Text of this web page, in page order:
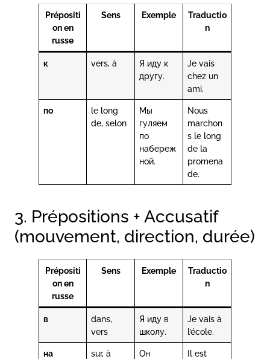
Prépositi
on en
russe
Sens Exemple
Traductio
n
к vers, à
Я иду к
другу.
Je vais
chez un
ami.
по
le long
de, selon
Мы
гуляем
по
набереж
ной.
Nous
marchon
s le long
de la
promena
de.
3. Prépositions + Accusatif
(mouvement, direction, durée)
Prépositi
on en
russe
Sens Exemple
Traductio
n
в
dans,
vers
Я иду в
школу.
Je vais à
l’école.
на sur, à
Он
Il est